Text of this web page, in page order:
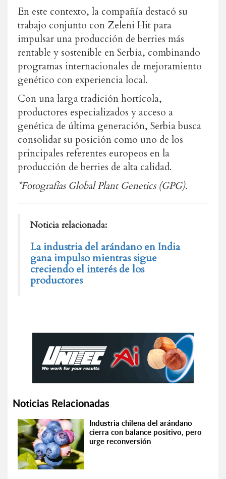
En este contexto, la compañía destacó su
trabajo conjunto con Zeleni Hit para
impulsar una producción de berries más
rentable y sostenible en Serbia, combinando
programas internacionales de mejoramiento
genético con experiencia local.
Con una larga tradición hortícola,
productores especializados y acceso a
genética de última generación, Serbia busca
consolidar su posición como uno de los
principales referentes europeos en la
producción de berries de alta calidad.
*Fotografías Global Plant Genetics (GPG).
Noticia relacionada:
La industria del arándano en India
gana impulso mientras sigue
creciendo el interés de los
productores
Noticias Relacionadas
Industria chilena del arándano
cierra con balance positivo, pero
urge reconversión